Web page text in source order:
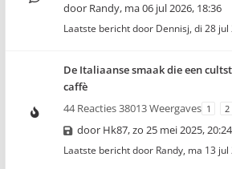
door Randy, ma 06 jul 2026, 18:36
Laatste bericht door Dennisj, di 28 jul
De Italiaanse smaak die een
caffè
44 Reacties 38013 Weergaves 1 2
door Hk87,zo 25 mei 2025, 20:24
Laatste bericht door Randy, ma 13 jul